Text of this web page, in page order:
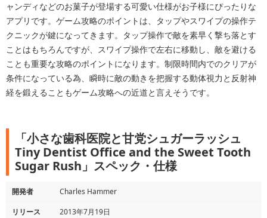
ャンディなどのお菓子が登場する可愛い仕様がお子様にぴったりな
アプリです。ゲーム攻略のポイントは、タップやスワイプの操作テ
クニックが鍵になってきます。タップ操作で敵を素早く撃ち落とす
ことはもちろんですが、スワイプ操作で左右に移動し、敵を避ける
ことも重要な攻略のポイントになります。制限時間内でのクリアが
条件になっている為、瞬時に敵の動きを把握する動体視力と反射神
経を鍛えることもゲーム攻略への近道と言えそうです。
「小さな歯科医院と甘党シュガーラッシュ
Tiny Dentist Office and the Sweet Tooth
Sugar Rush」スペック・仕様
開発者
Charles Hammer
リリース
2013年7月19日